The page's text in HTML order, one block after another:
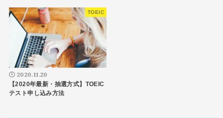
TOEIC
2020.11.20
【2020年最新・抽選方式】TOEIC
テスト申し込み方法